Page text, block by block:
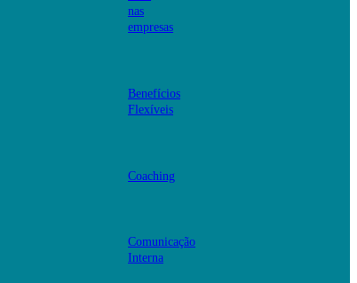
nas
empresas
Benefícios
Flexíveis
Coaching
Comunicação
Interna